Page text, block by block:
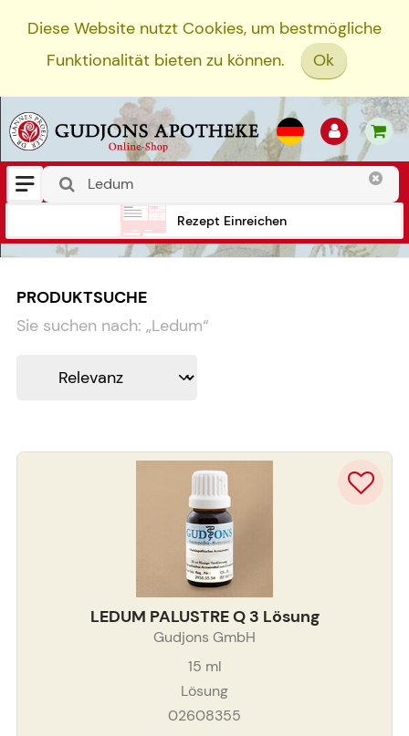
Diese Website nutzt Cookies, um bestmögliche
Funktionalität bieten zu können.
Ok
Rezept Einreichen
PRODUKTSUCHE
Sie suchen nach: „Ledum“
LEDUM PALUSTRE Q 3 Lösung
Gudjons GmbH
15 ml
Lösung
02608355